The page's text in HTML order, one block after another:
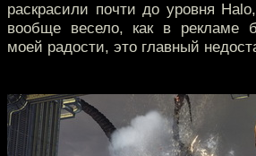
раскрасили почти до уровня
вообще весело, как в рекламе
моей радости, это главный